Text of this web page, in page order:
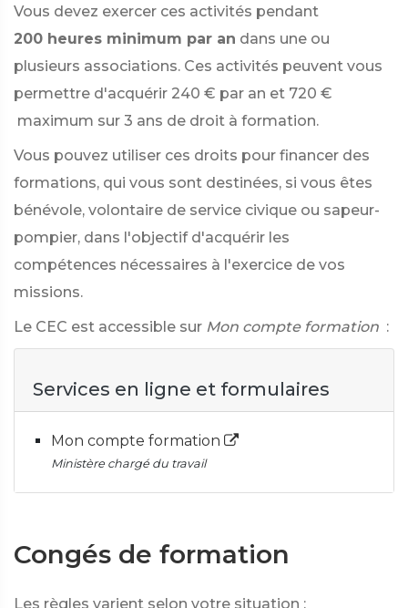
Vous devez exercer ces activités pendant
200 heures minimum par an dans une ou
plusieurs associations. Ces activités peuvent vous
permettre d'acquérir 240 € par an et 720 €
maximum sur 3 ans de droit à formation.
Vous pouvez utiliser ces droits pour financer des
formations, qui vous sont destinées, si vous êtes
bénévole, volontaire de service civique ou sapeur-
pompier, dans l'objectif d'acquérir les
compétences nécessaires à l'exercice de vos
missions.
Le CEC est accessible sur Mon compte formation :
Services en ligne et formulaires
Mon compte formation
Ministère chargé du travail
Congés de formation
Les règles varient selon votre situation :